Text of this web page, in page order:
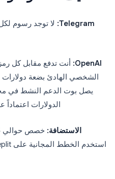
Telegram:
OpenAI: أنت تدفع مقابل كل
الشخصي الهادئ بضعة
يصل بوت الدعم النشط في
الدولارات
الاستضافة: